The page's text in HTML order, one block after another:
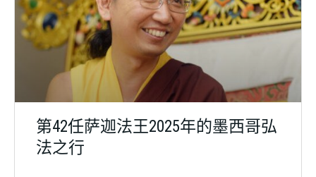
第42任萨迦法王2025年的墨西哥弘
法之行